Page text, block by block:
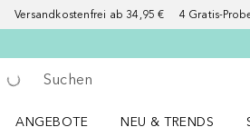
Versandkostenfrei ab 34,95 € 4 Gratis-
Gehe zurück
Suche ausführen
ANGEBOTE
NEU & TRENDS